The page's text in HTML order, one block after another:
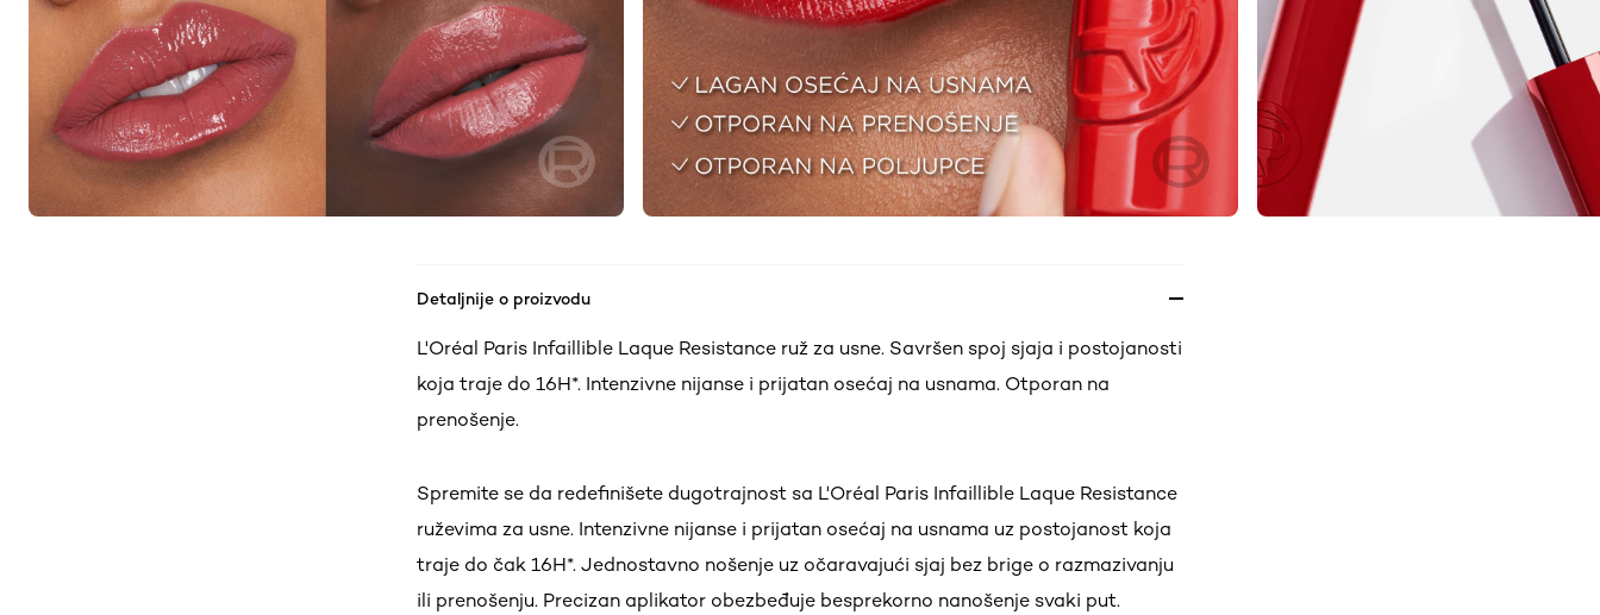
Detaljnije o proizvodu
L'Oréal Paris Infaillible Laque Resistance ruž za usne. Savršen spoj sjaja i postojanosti
koja traje do 16H*. Intenzivne nijanse i prijatan osećaj na usnama. Otporan na
prenošenje.
Spremite se da redefinišete dugotrajnost sa L'Oréal Paris Infaillible Laque Resistance
ruževima za usne. Intenzivne nijanse i prijatan osećaj na usnama uz postojanost koja
traje do čak 16H*. Jednostavno nošenje uz očaravajući sjaj bez brige o razmazivanju
ili prenošenju. Precizan aplikator obezbeđuje besprekorno nanošenje svaki put.